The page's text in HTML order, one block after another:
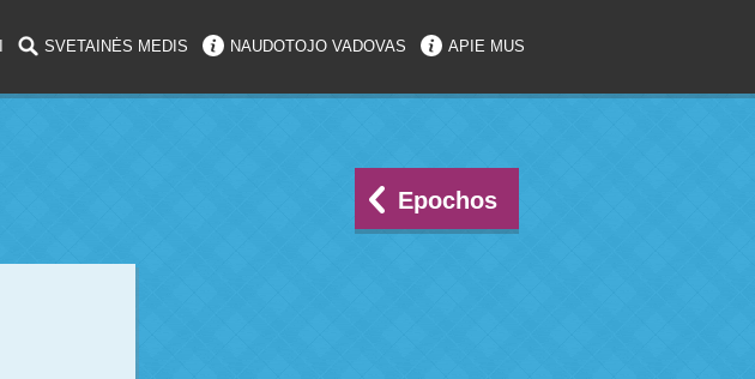
SVETAINĖS MEDIS NAUDOTOJO VADOVAS APIE MUS
Epochos